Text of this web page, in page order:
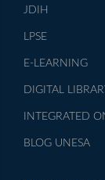
JDIH
LPSE
E-LEARNING
DIGITAL
INTEGRATED
BLOG UNESA